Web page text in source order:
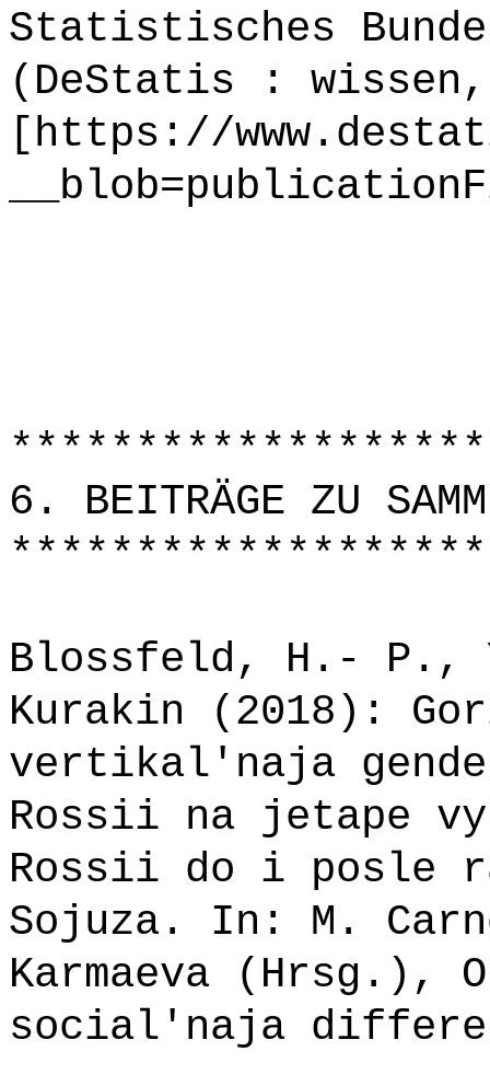
Statistisches
(DeStatis :
[https://
6. BEITRÄGE ZU
Blossfeld, H.- P.,
Kurakin (2018):
vertikal'naja
Rossii na jetape
Rossii do i posle
Sojuza. In: M.
Karmaeva (Hrsg.),
social'naja